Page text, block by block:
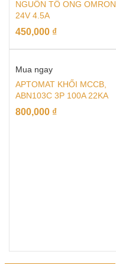
NGUỒN TỔ ONG OMRON
24V 4.5A
450,000 ₫
Mua ngay
APTOMAT KHỐI MCCB,
ABN103C 3P 100A 22KA
800,000 ₫